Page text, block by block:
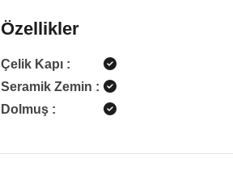
Özellikler
Çelik Kapı :
Seramik Zemin :
Dolmuş :